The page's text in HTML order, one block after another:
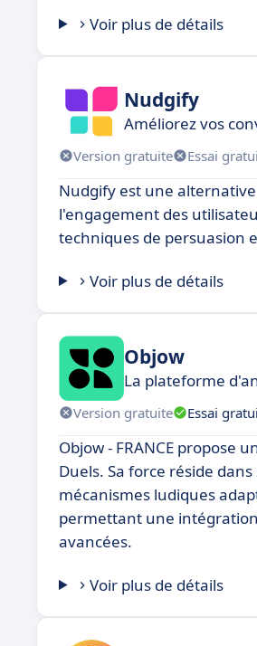
Voir plus de détails
Nudgify
Améliorez vos
Version gratuite Essai
Nudgify est une
l'engagement des
techniques de persuasion
Voir plus de détails
Objow
La plateforme
Version gratuite Essai
Objow - FRANCE propose
Duels. Sa force réside
mécanismes ludiques
permettant une
avancées.
Voir plus de détails